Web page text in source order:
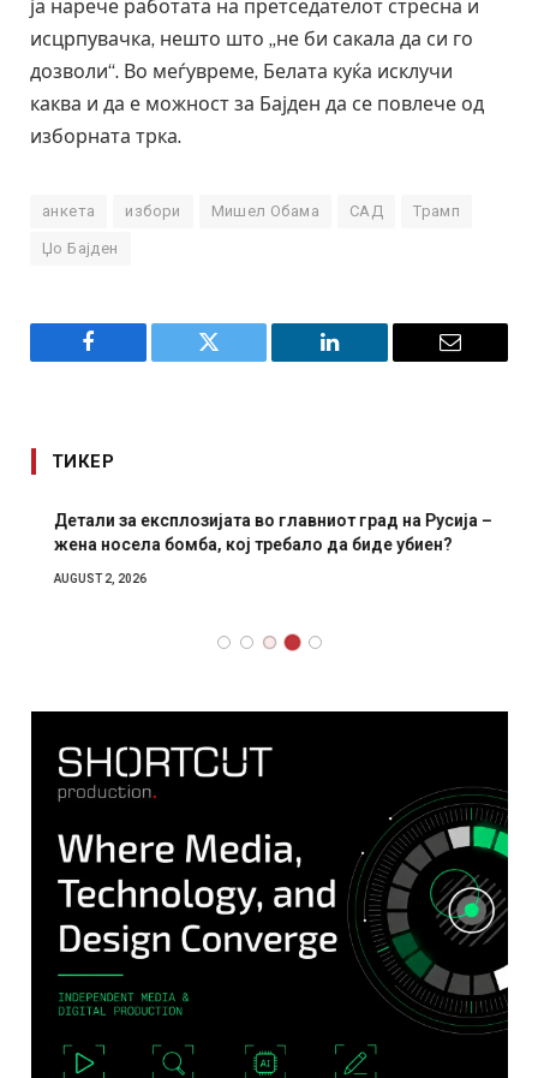
ја нарече работата на претседателот стресна и
исцрпувачка, нешто што „не би сакала да си го
дозволи“. Во меѓувреме, Белата куќа исклучи
каква и да е можност за Бајден да се повлече од
изборната трка.
анкета избори Мишел Обама САД Трамп
Џо Бајден
Facebook Twitter LinkedIn Email
ТИКЕР
Детали за експлозијата во главниот град на Русија –
жена носела бомба, кој требало да биде убиен?
AUGUST 2, 2026